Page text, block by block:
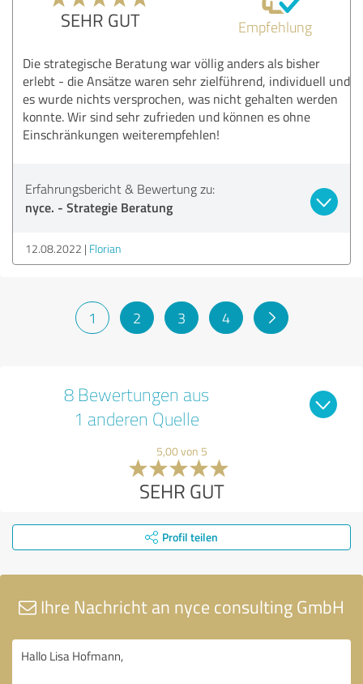
SEHR GUT Empfehlung
Die strategische Beratung war völlig anders als bisher
erlebt - die Ansätze waren sehr zielführend, individuell und
es wurde nichts versprochen, was nicht gehalten werden
konnte. Wir sind sehr zufrieden und können es ohne
Einschränkungen weiterempfehlen!
Erfahrungsbericht & Bewertung zu:
nyce. - Strategie Beratung
12.08.2022 Florian
1 2 3 4
8 Bewertungen aus
1 anderen Quelle
5,00 von 5
SEHR GUT
Profil teilen
Ihre Nachricht an nyce consulting GmbH